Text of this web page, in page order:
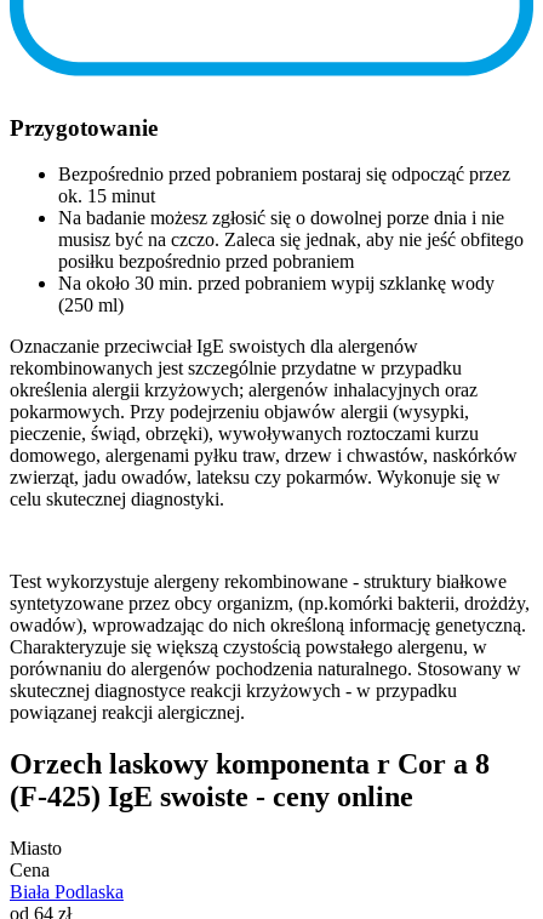
Przygotowanie
Bezpośrednio przed pobraniem postaraj się odpocząć przez
ok. 15 minut
Na badanie możesz zgłosić się o dowolnej porze dnia i nie
musisz być na czczo. Zaleca się jednak, aby nie jeść obfitego
posiłku bezpośrednio przed pobraniem
Na około 30 min. przed pobraniem wypij szklankę wody
(250 ml)
Oznaczanie przeciwciał IgE swoistych dla alergenów
rekombinowanych jest szczególnie przydatne w przypadku
określenia alergii krzyżowych; alergenów inhalacyjnych oraz
pokarmowych. Przy podejrzeniu objawów alergii (wysypki,
pieczenie, świąd, obrzęki), wywoływanych roztoczami kurzu
domowego, alergenami pyłku traw, drzew i chwastów, naskórków
zwierząt, jadu owadów, lateksu czy pokarmów. Wykonuje się w
celu skutecznej diagnostyki.
Test wykorzystuje alergeny rekombinowane - struktury białkowe
syntetyzowane przez obcy organizm, (np.komórki bakterii, drożdży,
owadów), wprowadzając do nich określoną informację genetyczną.
Charakteryzuje się większą czystością powstałego alergenu, w
porównaniu do alergenów pochodzenia naturalnego. Stosowany w
skutecznej diagnostyce reakcji krzyżowych - w przypadku
powiązanej reakcji alergicznej.
Orzech laskowy komponenta r Cor a 8
(F-425) IgE swoiste - ceny online
Miasto
Cena
Biała Podlaska
od 64 zł